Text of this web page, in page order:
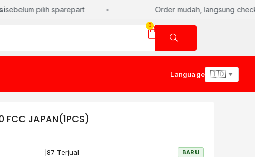
pilih sparepart Order mudah, langsung
0
Language
FCC JAPAN(1PCS)
87 Terjual BARU